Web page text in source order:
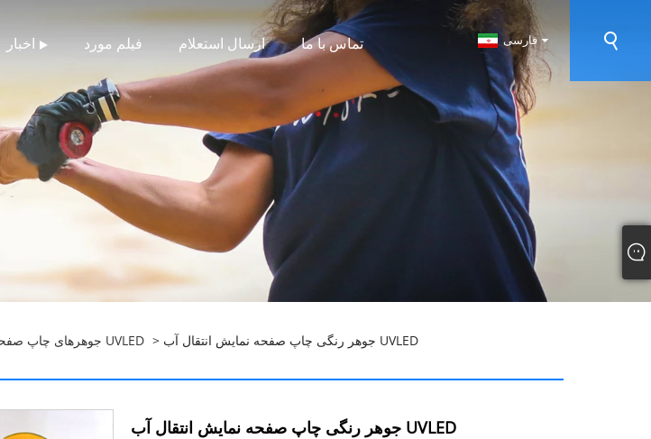
اخبار فیلم مورد ارسال استعلام تماس با ما فارسی
جوهرهای چاپ صفحه نمایش انتقال آب UVLED > جوهر رنگی چاپ صفحه نمایش انتقال آب UVLED
جوهر رنگی چاپ صفحه نمایش انتقال آب UVLED